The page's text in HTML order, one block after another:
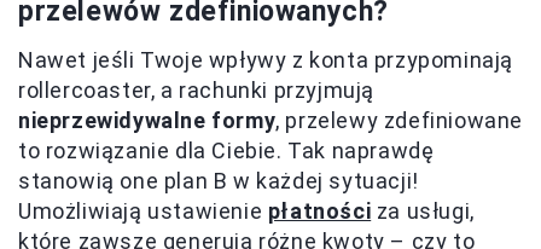
przelewów zdefiniowanych?
Nawet jeśli Twoje wpływy z konta przypominają
rollercoaster, a rachunki przyjmują
nieprzewidywalne formy, przelewy zdefiniowane
to rozwiązanie dla Ciebie. Tak naprawdę
stanowią one plan B w każdej sytuacji!
Umożliwiają ustawienie płatności za usługi,
które zawsze generują różne kwoty – czy to